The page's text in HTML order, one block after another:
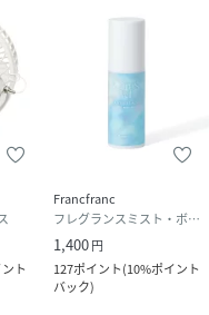
破損、また変色や不具
めご了承ください。
保管してください。
使用・保管してくだ
慣れて香りを感じにく
による変色含む）が
問題ありません。
ト
Francfranc
フレグランスミスト・ボディミスト
1,400円
127ポイント(10%ポイント
バック)